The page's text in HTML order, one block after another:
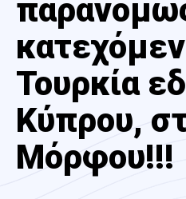
Τουρκία
Κύπρου,
Μόρφου!!!